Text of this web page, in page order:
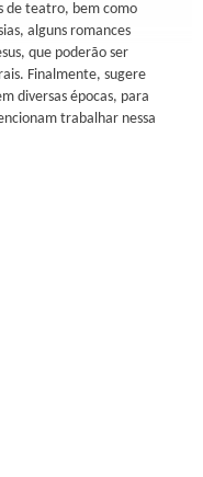
de teatro, bem como
alguns romances
que poderão ser
Finalmente, sugere
diversas épocas, para
trabalhar nessa